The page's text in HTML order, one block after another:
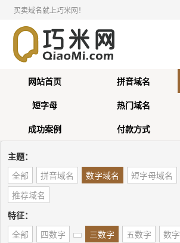
买卖域名就上巧米网！
网站首页 拼音域名
短字母
热门域名
成功案例
付款方式
主题：
全部
拼音域名 数字域名 短字母域名
推荐域名
特征：
全部
四数字 三数字 五数字 数字